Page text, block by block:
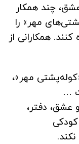
چند همکار
مهر» را
همکارانی از
مهر»،
…
دفتر،